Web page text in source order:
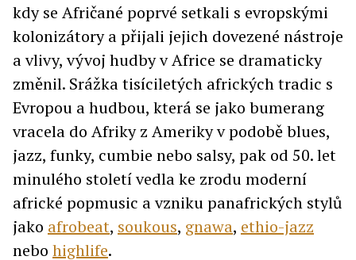
kdy se Afričané poprvé setkali s evropskými
kolonizátory a přijali jejich dovezené nástroje
a vlivy, vývoj hudby v Africe se dramaticky
změnil. Srážka tisíciletých afrických tradic s
Evropou a hudbou, která se jako bumerang
vracela do Afriky z Ameriky v podobě blues,
jazz, funky, cumbie nebo salsy, pak od 50. let
minulého století vedla ke zrodu moderní
africké popmusic a vzniku panafrických stylů
jako afrobeat, soukous, gnawa, ethio-jazz
nebo highlife.